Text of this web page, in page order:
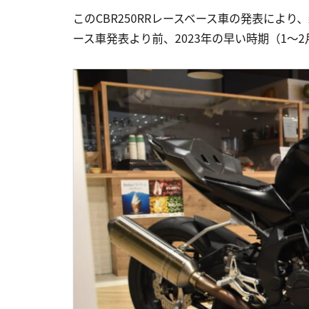
このCBR250RRレースベース車の発表により
ース車発表より前、2023年の早い時期（1～